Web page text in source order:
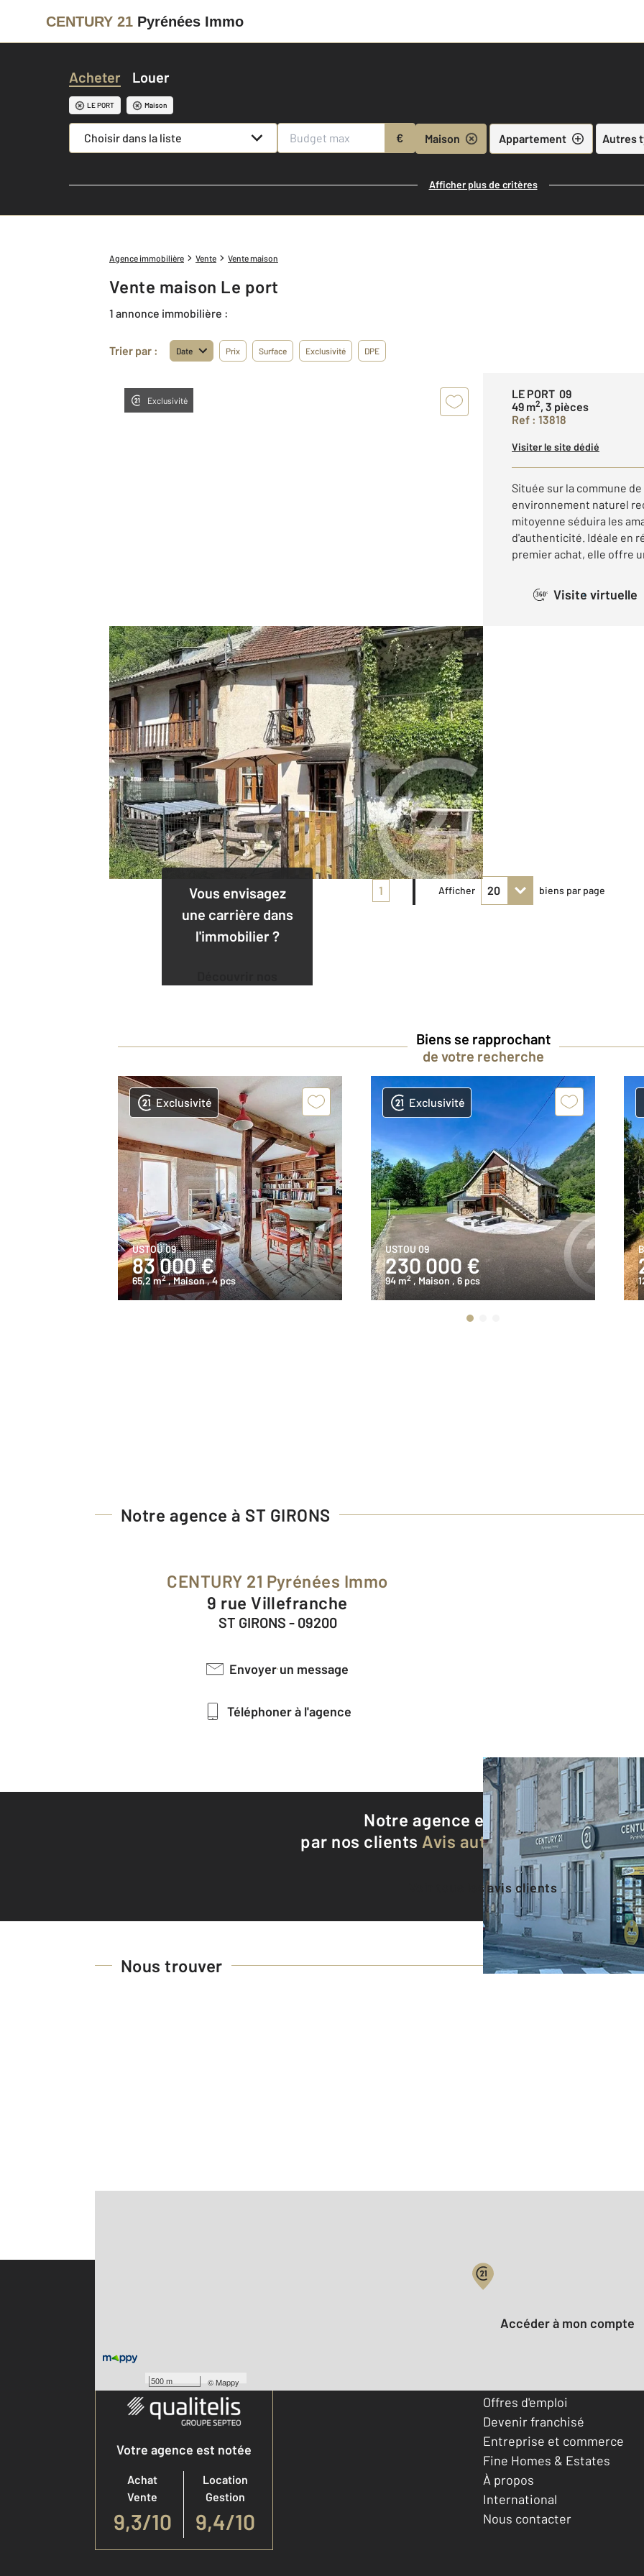
CENTURY 21 Pyrénées Immo
Acheter Louer
LE PORT Maison
Choisir dans la liste € Maison Appartement Autres
Afficher plus de critères
Agence immobilière Vente Vente maison
Vente maison Le port
1 annonce immobilière :
Trier par : Date Prix Surface Exclusivité DPE
Exclusivité
LE PORT 09
49 m2, 3 pièces
Ref : 13818
Visiter le site dédié
Située sur la commune
environnement naturel
mitoyenne séduira les
d'authenticité. Idéale en
premier achat, elle offre
360° Visite virtuelle
Vous envisagez
une carrière dans
l'immobilier ?
1 Afficher biens par page
Biens se rapprochant
de votre recherche
Exclusivité
USTOU 09
83 000 €
65,2 m2 , Maison, 4 pcs
Exclusivité
USTOU 09
230 000 €
94 m2 , Maison , 6 pcs
Notre agence à ST GIRONS
CENTURY 21 Pyrénées Immo
9 rue Villefranche
ST GIRONS - 09200
Envoyer un message
Téléphoner à l'agence
Notre agence est notée9,3/10
par nos clients Avis authentifiés par
Voir tous les avis clients
Nous trouver
500 m ©Mappy
Votre compte :
Accéder à mon compte
Votre agence est notée
Achat
Vente
9,3/10
Location
Gestion
9,4/10
Offres d'emploi
Devenir franchisé
Entreprise et commerce
Fine Homes & Estates
À propos
International
Nous contacter